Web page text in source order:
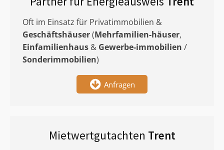
Oft im Einsatz für Privatimmobilien &
Geschäftshäuser(Mehrfamilien-häuser,
Einfamilienhaus & Gewerbe-immobilien /
Sonderimmobilien)
Anfragen
Mietwertgutachten Trent